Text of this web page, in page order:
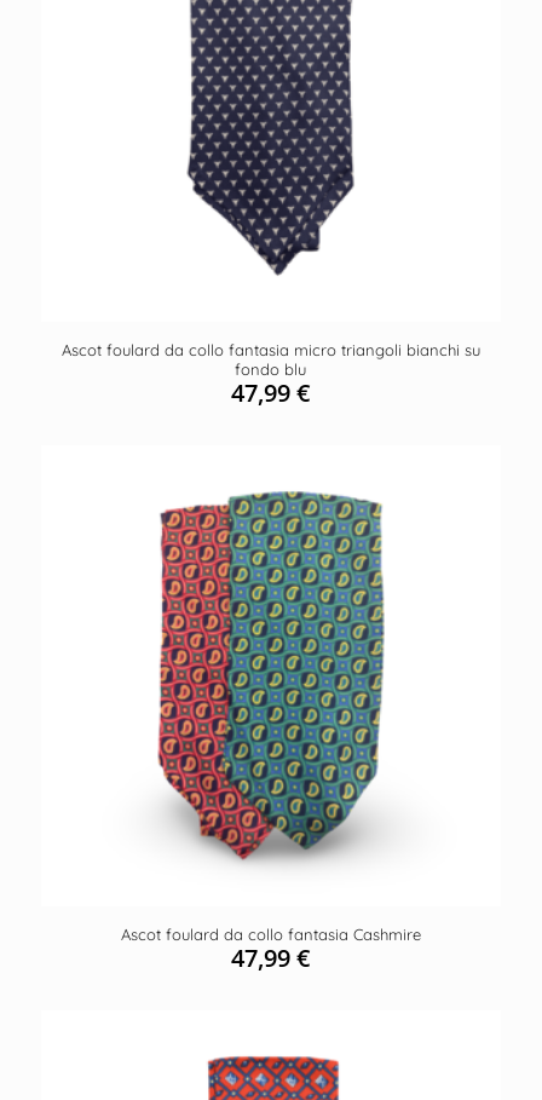
Ascot foulard da collo fantasia micro triangoli bianchi su
fondo blu
47,99€
Ascot foulard da collo fantasia Cashmire
47,99€